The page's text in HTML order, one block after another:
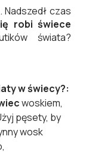
czas
robi świece
świata?
w świecy?:
woskiem,
pęsety, by
wosk